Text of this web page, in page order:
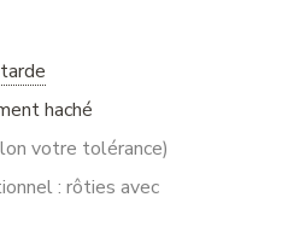
haché
votre tolérance)
: rôties avec